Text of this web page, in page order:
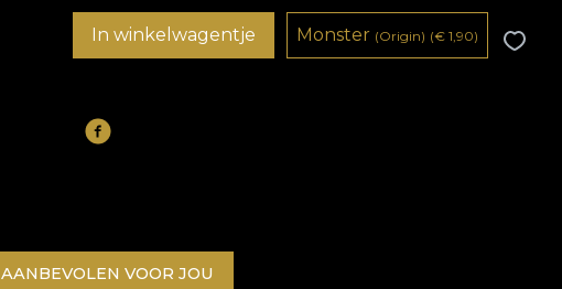
In winkelwagentje Monster (Origin) (€1,90)
AANBEVOLEN VOOR JOU